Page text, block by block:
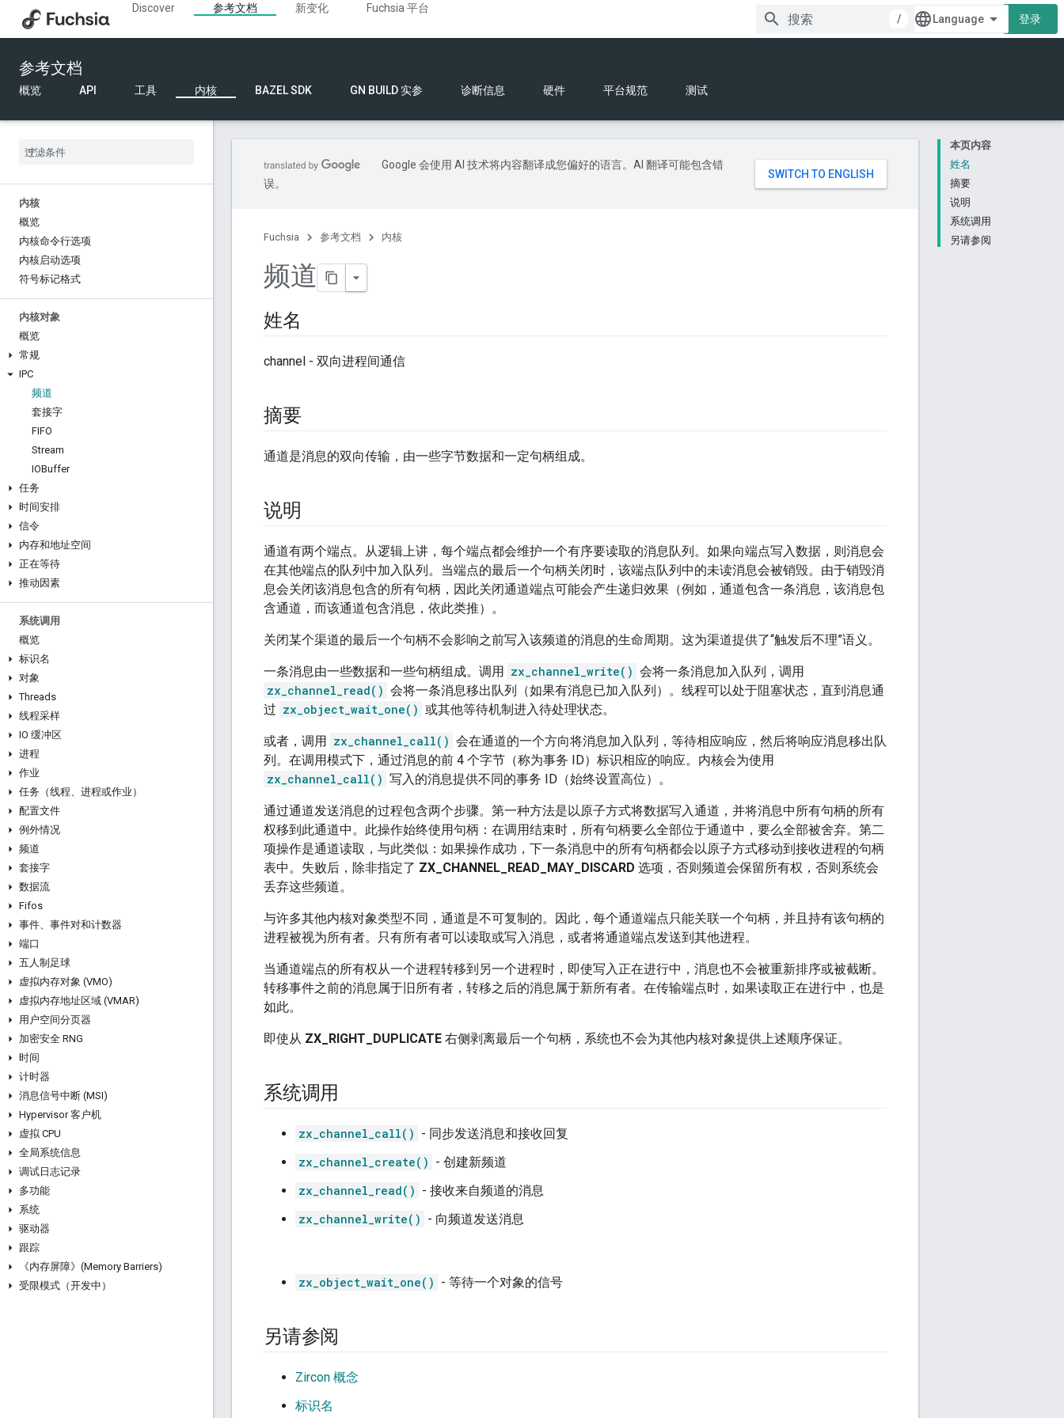
Discover 参考文档 新变化
Fuchsia 平台
/
登录
参考文档
概览 API 工具 内核 BAZEL SDK GN BUILD 实参 诊断信息 硬件 平台规范 测试
内核
概览
内核命令行选项
内核启动选项
符号标记格式
内核对象
概览
常规
IPC
频道
套接字
FIFO
Stream
IOBuffer
任务
时间安排
信令
内存和地址空间
正在等待
推动因素
系统调用
概览
标识名
对象
Threads
线程采样
IO 缓冲区
进程
作业
任务（线程、进程或作业）
配置文件
例外情况
频道
套接字
数据流
Fifos
事件、事件对和计数器
端口
五人制足球
虚拟内存对象 (VMO)
虚拟内存地址区域 (VMAR)
用户空间分页器
加密安全 RNG
时间
计时器
消息信号中断 (MSI)
Hypervisor 客户机
虚拟 CPU
全局系统信息
调试日志记录
多功能
系统
驱动器
跟踪
《内存屏障》(Memory Barriers)
受限模式（开发中）
本页内容
姓名
摘要
说明
系统调用
另请参阅
Google 会使用 AI 技术将内容翻译成您偏好的语言。AI 翻译可能包含错
误。
Fuchsia 参考文档 内核
频道
姓名
channel - 双向进程间通信
摘要
通道是消息的双向传输，由一些字节数据和一定句柄组成。
说明
通道有两个端点。从逻辑上讲，每个端点都会维护一个有序要读取的消息队列。如果向端点写入数据，则消息会
在其他端点的队列中加入队列。当端点的最后一个句柄关闭时，该端点队列中的未读消息会被销毁。由于销毁消
息会关闭该消息包含的所有句柄，因此关闭通道端点可能会产生递归效果（例如，通道包含一条消息，该消息包
含通道，而该通道包含消息，依此类推）。
关闭某个渠道的最后一个句柄不会影响之前写入该频道的消息的生命周期。这为渠道提供了“触发后不理”语义。
一条消息由一些数据和一些句柄组成。调用 zx_channel_write() 会将一条消息加入队列，调用
zx_channel_read() 会将一条消息移出队列（如果有消息已加入队列）。线程可以处于阻塞状态，直到消息通
过 zx_object_wait_one() 或其他等待机制进入待处理状态。
或者，调用 zx_channel_call() 会在通道的一个方向将消息加入队列，等待相应响应，然后将响应消息移出队
列。在调用模式下，通过消息的前 4 个字节（称为事务 ID）标识相应的响应。内核会为使用
zx_channel_call() 写入的消息提供不同的事务 ID（始终设置高位）。
通过通道发送消息的过程包含两个步骤。第一种方法是以原子方式将数据写入通道，并将消息中所有句柄的所有
权移到此通道中。此操作始终使用句柄：在调用结束时，所有句柄要么全部位于通道中，要么全部被舍弃。第二
项操作是通道读取，与此类似：如果操作成功，下一条消息中的所有句柄都会以原子方式移动到接收进程的句柄
表中。失败后，除非指定了 ZX_CHANNEL_READ_MAY_DISCARD 选项，否则频道会保留所有权，否则系统会
丢弃这些频道。
与许多其他内核对象类型不同，通道是不可复制的。因此，每个通道端点只能关联一个句柄，并且持有该句柄的
进程被视为所有者。只有所有者可以读取或写入消息，或者将通道端点发送到其他进程。
当通道端点的所有权从一个进程转移到另一个进程时，即使写入正在进行中，消息也不会被重新排序或被截断。
转移事件之前的消息属于旧所有者，转移之后的消息属于新所有者。在传输端点时，如果读取正在进行中，也是
如此。
即使从 ZX_RIGHT_DUPLICATE 右侧剥离最后一个句柄，系统也不会为其他内核对象提供上述顺序保证。
系统调用
zx_channel_call() - 同步发送消息和接收回复
zx_channel_create() - 创建新频道
zx_channel_read() - 接收来自频道的消息
zx_channel_write() - 向频道发送消息
zx_object_wait_one() - 等待一个对象的信号
另请参阅
Zircon 概念
标识名